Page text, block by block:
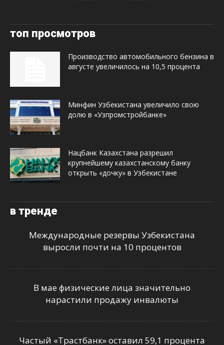
топ просмотров
Производство автомобильного бензина в
августе увеличилось на 10,5 процента
Минфин Узбекистана увеличило свою
долю в «Узпромстройбанке»
Нацбанк Казахстана разрешил
крупнейшему казахстанскому банку
открыть «дочку» в Узбекистане
в тренде
Международные резервы Узбекистана
выросли почти на 10 процентов
В мае физические лица значительно
нарастили продажу инвалюты
Частый «Трастбанк» оставил 59,1 процента